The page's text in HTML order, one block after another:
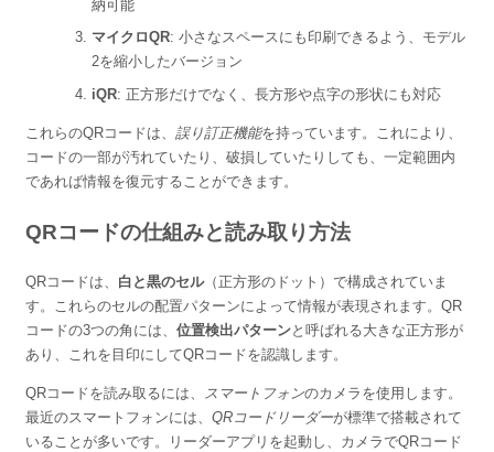
納可能
マイクロQR: 小さなスペースにも印刷できるよう、モデル
2を縮小したバージョン
iQR: 正方形だけでなく、長方形や点字の形状にも対応
これらのQRコードは、 誤り訂正機能を持っています。これにより、
コードの一部が汚れていたり、破損していたりしても、一定範囲内
であれば情報を復元することができます。
QRコードの仕組みと読み取り方法
QRコードは、 白と黒のセル（正方形のドット）で構成されていま
す。これらのセルの配置パターンによって情報が表現されます。QR
コードの3つの角には、 位置検出パターンと呼ばれる大きな正方形が
あり、これを目印にしてQRコードを認識します。
QRコードを読み取るには、 スマートフォンのカメラを使用します。
最近のスマートフォンには、 QRコードリーダーが標準で搭載されて
いることが多いです。リーダーアプリを起動し、カメラでQRコード